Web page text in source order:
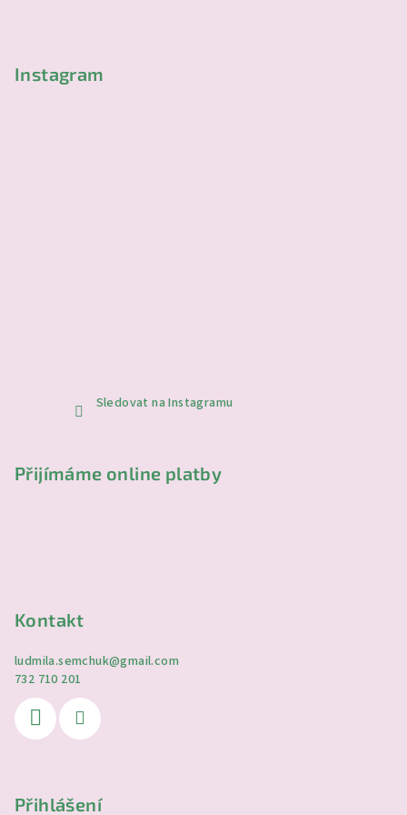
Instagram
Sledovat na Instagramu
Přijímáme online platby
Kontakt
ludmila.semchuk@gmail.com
732 710 201
Přihlášení